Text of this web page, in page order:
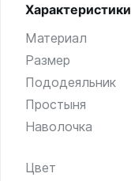
Характеристики
Материал
Размер
Пододеяльник
Простыня
Наволочка
Цвет